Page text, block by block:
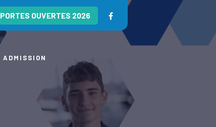
PORTES OUVERTES 2026
ADMISSION